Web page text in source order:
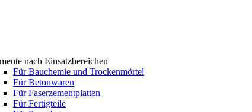
nach Einsatzbereichen
Für Bauchemie und Trockenmörtel
Für Betonwaren
Für Faserzementplatten
Für Fertigteile